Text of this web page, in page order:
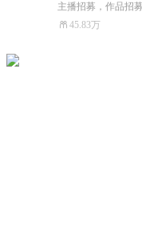
45.83万